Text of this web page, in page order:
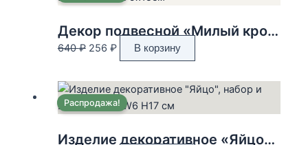
Декор подвесной «Милый кролик» в ассортименте 9×15см
640₽ Первоначальная
составляла
640 ₽.
256 ₽Текущая
цена:
256 ₽.
В корзину
Распродажа!
Изделие декоративное «Яйцо», набор и 24-х шт., L14 W6 H17 см